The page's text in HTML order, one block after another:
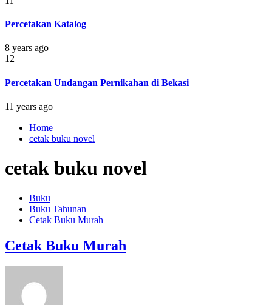
Percetakan Katalog
8 years ago
12
Percetakan Undangan Pernikahan di Bekasi
11 years ago
Home
cetak buku novel
cetak buku novel
Buku
Buku Tahunan
Cetak Buku Murah
Cetak Buku Murah